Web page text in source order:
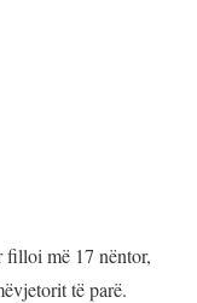
filloi më 17 nëntor,
të parë.